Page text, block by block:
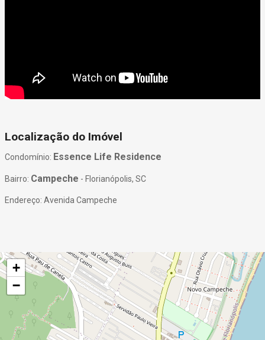
Localização do Imóvel
Condomínio: Essence Life Residence
Bairro: Campeche - Florianópolis, SC
Endereço: Avenida Campeche
+
−